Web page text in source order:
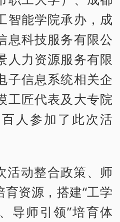
智能学院承办，成
息科技服务有限公
人力资源服务有限
子信息系统相关企
工匠代表及大专院
人参加了此次活
活动整合政策、师
资源，搭建“工学
导师引领”培育体